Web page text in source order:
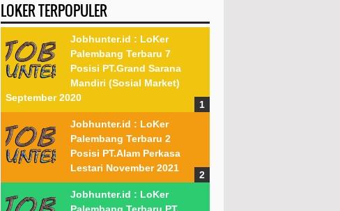
LOKER TERPOPULER
Jobhunter.id : LoKer
Palembang Terbaru 7
Posisi PT.Grand Sarana
Mandiri (Sosial Market)
September 2020
Jobhunter.id : LoKer
Palembang Terbaru 2
Posisi PT.Alam Perkasa
Lestari November 2021
Jobhunter.id : LoKer